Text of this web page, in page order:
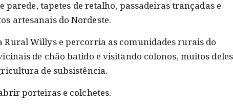
parede, tapetes de retalho, passadeiras trançadas e
artesanais do Nordeste.
Rural Willys e percorria as comunidades rurais do
de chão batido e visitando colonos, muitos deles
de subsistência.
porteiras e colchetes.